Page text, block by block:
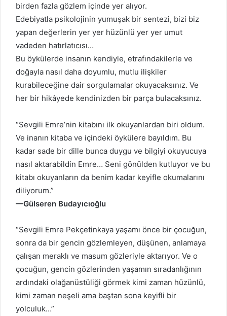
birden fazla gözlem içinde yer alıyor.
Edebiyatla psikolojinin yumuşak bir sentezi, bizi biz
yapan değerlerin yer yer hüzünlü yer yer umut
vadeden hatırlatıcısı…
Bu öykülerde insanın kendiyle, etrafındakilerle ve
doğayla nasıl daha doyumlu, mutlu ilişkiler
kurabileceğine dair sorgulamalar okuyacaksınız. Ve
her bir hikâyede kendinizden bir parça bulacaksınız.
“Sevgili Emre’nin kitabını ilk okuyanlardan biri oldum.
Ve inanın kitaba ve içindeki öykülere bayıldım. Bu
kadar sade bir dille bunca duygu ve bilgiyi okuyucuya
nasıl aktarabildin Emre… Seni gönülden kutluyor ve bu
kitabı okuyanların da benim kadar keyifle okumalarını
diliyorum.”
—Gülseren Budayıcıoğlu
“Sevgili Emre Pekçetinkaya yaşamı önce bir çocuğun,
sonra da bir gencin gözlemleyen, düşünen, anlamaya
çalışan meraklı ve masum gözleriyle aktarıyor. Ve o
çocuğun, gencin gözlerinden yaşamın sıradanlığının
ardındaki olağanüstüliği görmek kimi zaman hüzünlü,
kimi zaman neşeli ama baştan sona keyifli bir
yolculuk…”